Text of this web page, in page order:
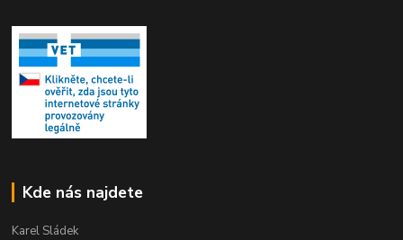
Kde nás najdete
Karel Sládek